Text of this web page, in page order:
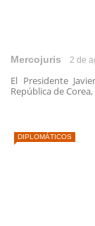
Mercojuris 2 de
El Presidente
República de
DIPLOMÁTICOS